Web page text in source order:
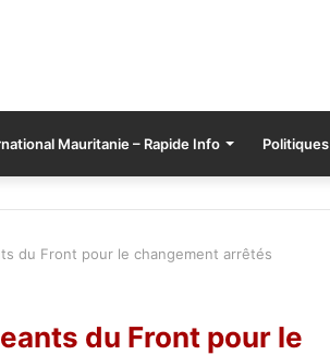
Mauritanie – Rapide Info Politiques
du Front pour le changement arrêtés
du Front pour le